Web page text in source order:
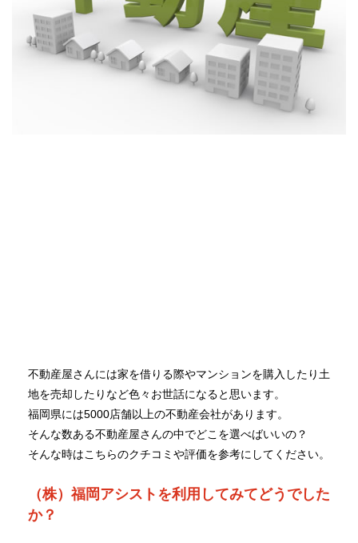
不動産屋さんには家を借りる際やマンションを購入したり土
地を売却したりなど色々お世話になると思います。
福岡県には5000店舗以上の不動産会社があります。
そんな数ある不動産屋さんの中でどこを選べばいいの？
そんな時はこちらのクチコミや評価を参考にしてください。
（株）福岡アシストを利用してみてどうでした
か？